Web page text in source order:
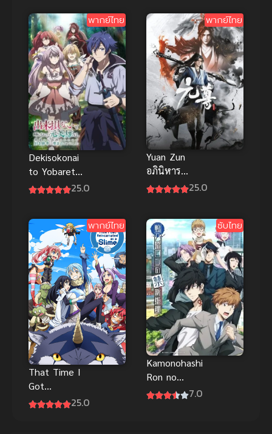
พากย์ไทย
Dekisokonai
to Yobareta
Motoeiyuu25.0
พากย์ไทย
Yuan Zun
อภินิหาร
ทายาทมังกร25.0
พากย์ไทย
That Time I
Got
Reincarnated
25.0
ซับไทย
Kamonohashi
Ron no
Kindan Suiri7.0